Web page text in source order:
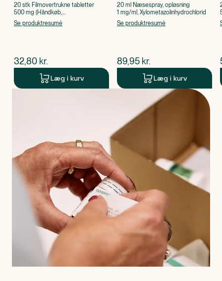
20 stk Filmovertrukne tabletter
500 mg (Håndkøb,
apoteksforbeholdt), Paracetamol
Se produktresumé
$nuværende pris
32,80 kr.
Læg i kurv
20 ml Næsespray, opløsning
1 mg/ml, Xylometazolinhydrochlorid
Se produktresumé
$nuværende pris
89,95 kr.
Læg i kurv